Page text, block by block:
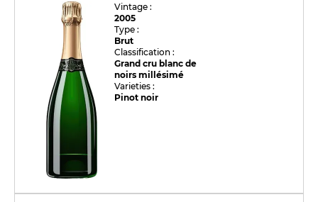
Vintage :
2005
Type :
Brut
Classification :
Grand cru blanc de
noirs millésimé
Varieties :
Pinot noir